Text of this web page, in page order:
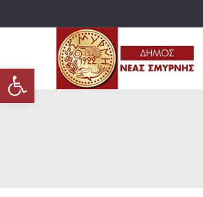
Ανοίξτε τη γραμμή εργαλείων